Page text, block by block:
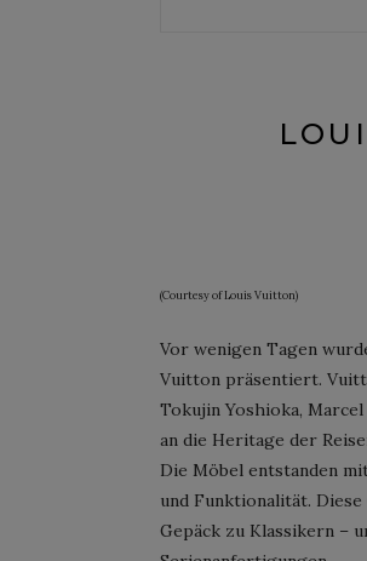
(Courtesy of Louis Vuitton)
Vor wenigen Tagen
Vuitton präsentiert.
Tokujin Yoshioka,
an die Heritage der
Die Möbel entstanden
und Funktionalität.
Gepäck zu Klassikern –